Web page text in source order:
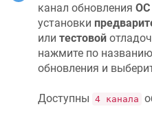
канал обновления ОС
установки
или тестовой
нажмите по
обновления и
Доступны 4 канала